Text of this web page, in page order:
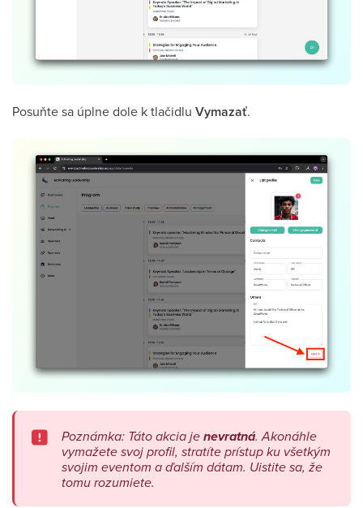
Posuňte sa úplne dole k tlačidlu Vymazať.
Poznámka: Táto akcia jenevratná. Akonáhle
vymažete svoj profil, stratíte prístup ku všetkým
svojim eventom a ďalším dátam. Uistite sa, že
tomu rozumiete.